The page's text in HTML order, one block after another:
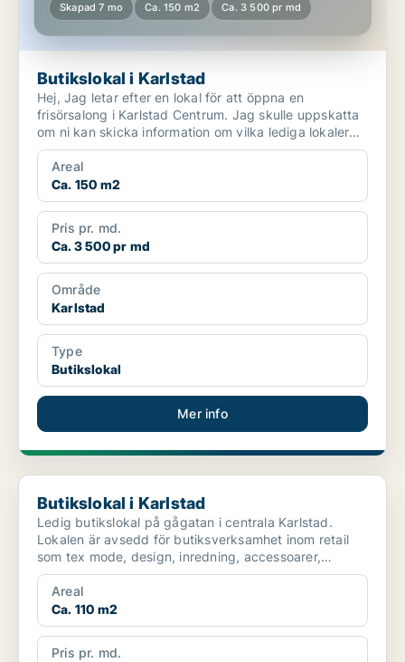
Skapad 7 mo Ca. 150 m2 Ca. 3 500 pr md
Butikslokal i Karlstad
Hej, Jag letar efter en lokal för att öppna en
frisörsalong i Karlstad Centrum. Jag skulle uppskatta
om ni kan skicka information om vilka lediga lokaler
s...
Areal
Ca. 150 m2
Pris pr. md.
Ca. 3 500 pr md
Område
Karlstad
Type
Butikslokal
Mer info
Butikslokal i Karlstad
Butikslokal i Karlstad
Ledig butikslokal på gågatan i centrala Karlstad.
Lokalen är avsedd för butiksverksamhet inom retail
som tex mode, design, inredning, accessoarer,
smycken ,...
Areal
Ca. 110 m2
Pris pr. md.